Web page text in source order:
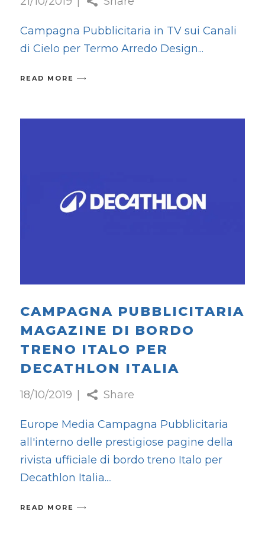
Campagna Pubblicitaria in TV sui Canali
di Cielo per Termo Arredo Design
READ MORE
CAMPAGNA PUBBLICITARIA
MAGAZINE DI BORDO
TRENO ITALO PER
DECATHLON ITALIA
18/10/2019 Share
Europe Media Campagna Pubblicitaria
all'interno delle prestigiose pagine della
rivista ufficiale di bordo treno Italo per
Decathlon Italia.
READ MORE